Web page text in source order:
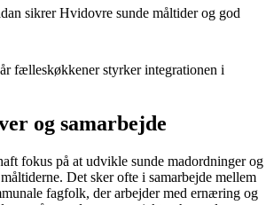
sikrer Hvidovre sunde måltider og god
fælleskøkkener styrker integrationen i
og samarbejde
fokus på at udvikle sunde madordninger og
Det sker ofte i samarbejde mellem
fagfolk, der arbejder med ernæring og